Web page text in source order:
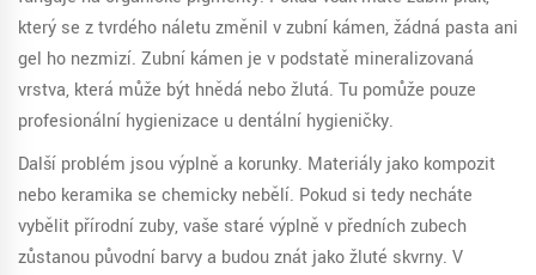
který se z tvrdého náletu změnil vzubní kámen, žádná pasta ani
gel ho nezmizí. Zubní kámen je v podstatě mineralizovaná
vrstva, která může být hnědá nebo žlutá. Tu pomůže pouze
profesionální hygienizace u dentální hygieničky.
Další problém jsouvýplně a korunky. Materiály jako kompozit
nebo keramika se chemicky nebělí. Pokud si tedy necháte
vybělit přírodní zuby, vaše staré výplně v předních zubech
zůstanou původní barvy a budou znát jako žluté skvrny. V